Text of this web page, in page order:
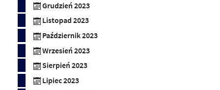
Grudzień 2023
Listopad 2023
Październik 2023
Wrzesień 2023
Sierpień 2023
Lipiec 2023